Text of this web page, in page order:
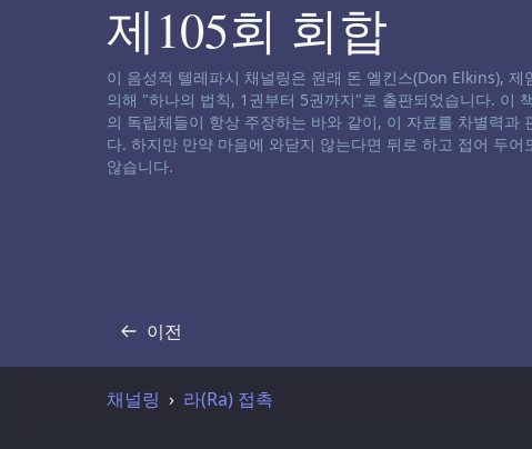
제105회 회합
채널링 면책 성명서:
이 음성적 텔레파시 채널링은 원래 돈 엘킨스(Don Elkins),
의해 "하나의 법칙, 1권부터 5권까지"로 출판되었습니다. 이
의 독립체들이 항상 주장하는 바와 같이, 이 자료를 차별력
다. 하지만 만약 마음에 와닫지 않는다면 뒤로 하고 접어 두
않습니다.
이전
기록
채널링 라(Ra) 접촉